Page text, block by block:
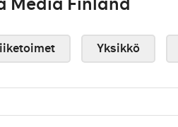
Yksikkö